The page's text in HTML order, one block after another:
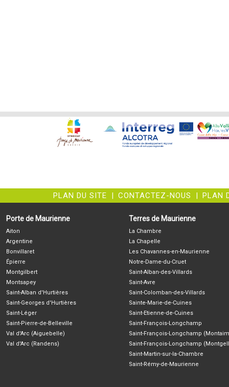
PLAN DU SITE | CONTACTEZ-NOUS | PLAN
Porte de Maurienne
Aiton
Argentine
Bonvillaret
Épierre
Montgilbert
Montsapey
Saint-Alban d'Hurtières
Saint-Georges d'Hurtières
Saint-Léger
Saint-Pierre-de-Belleville
Val d'Arc (Aiguebelle)
Val d'Arc (Randens)
Terres de Maurienne
La Chambre
La Chapelle
Les Chavannes-en-Maurienne
Notre-Dame-du-Cruet
Saint-Alban-des-Villards
Saint-Avre
Saint-Colomban-des-Villards
Sainte-Marie-de-Cuines
Saint-Etienne-de-Cuines
Saint-François-Longchamp
Saint-François-Longchamp
Saint-François-Longchamp
Saint-Martin-sur-la-Chambre
Saint-Rémy-de-Maurienne